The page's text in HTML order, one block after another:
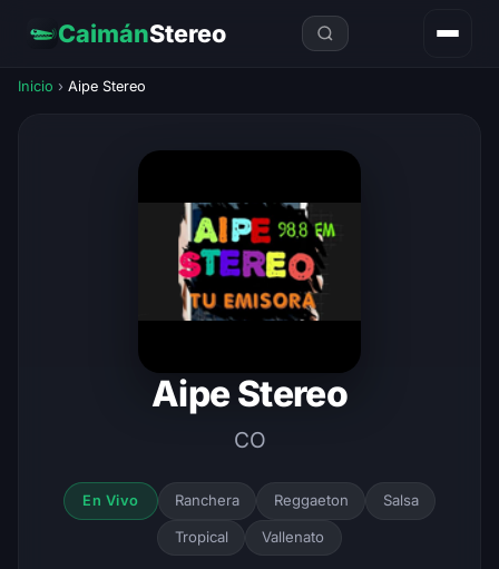
CaimánStereo
Inicio › Aipe Stereo
Aipe Stereo
CO
En Vivo Ranchera Reggaeton Salsa
Tropical Vallenato